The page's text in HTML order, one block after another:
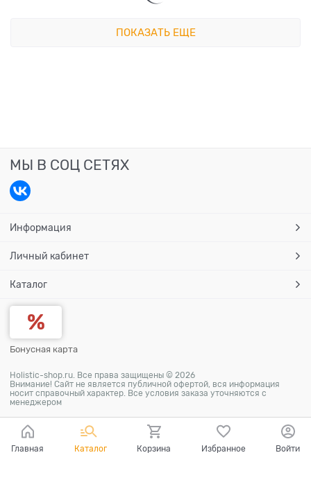
ПОКАЗАТЬ ЕЩЕ
МЫ В СОЦ СЕТЯХ
Информация
Личный кабинет
Каталог
Бонусная карта
Holistic-shop.ru. Все права защищены © 2026
Внимание! Сайт не является публичной офертой, вся информация
носит справочный характер. Все условия заказа уточняются с
менеджером
Главная Каталог Корзина Избранное Войти